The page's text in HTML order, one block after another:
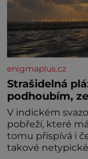
enigmaplus.cz
Strašidelná
podhoubím,
V indickém
pobřeží, které
tomu přispívá i